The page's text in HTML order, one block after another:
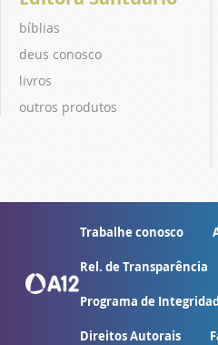
bíblias
deus conosco
livros
outros produtos
Trabalhe conosco
Rel. de Transparência
Programa de
Direitos Autorais